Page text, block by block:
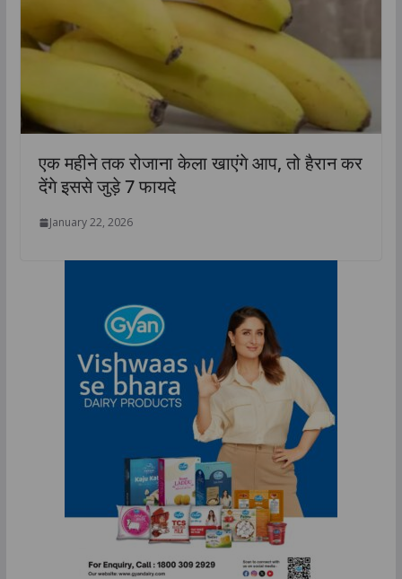
एक महीने तक रोजाना केला खाएंगे आप, तो हैरान कर
देंगे इससे जुड़े 7 फायदे
January 22, 2026